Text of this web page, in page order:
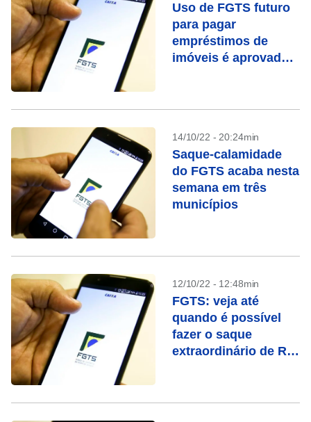
Uso de FGTS futuro
para pagar
empréstimos de
imóveis é aprovado
14/10/22 - 20:24min
Saque-calamidade
do FGTS acaba nesta
semana em três
municípios
12/10/22 - 12:48min
FGTS: veja até
quando é possível
fazer o saque
extraordinário de R$